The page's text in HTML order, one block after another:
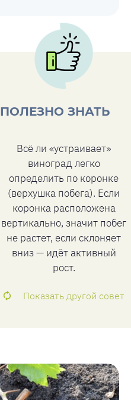
ПОЛЕЗНО ЗНАТЬ
Всё ли «устраивает»
виноград легко
определить по коронке
(верхушка побега). Если
коронка расположена
вертикально, значит побег
не растет, если склоняет
вниз — идёт активный
рост.
Показать другой совет